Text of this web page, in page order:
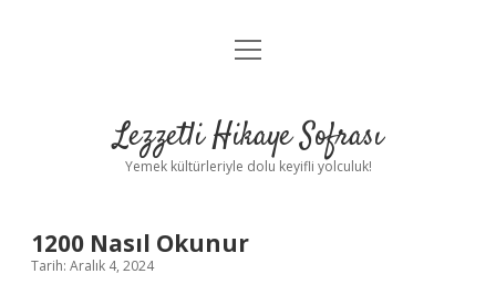
Anasayfa
Yasal Uyarı
menüyü
Lezzetli Hikaye Sofrası
Yemek kültürleriyle dolu keyifli yolculuk!
1200 Nasıl Okunur
Tarih: Aralık 4, 2024